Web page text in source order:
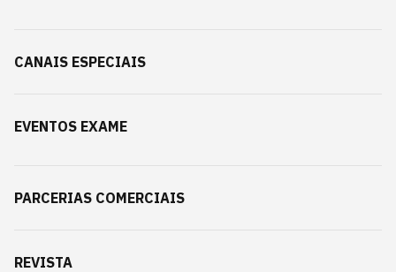
CANAIS ESPECIAIS
EVENTOS EXAME
PARCERIAS COMERCIAIS
REVISTA